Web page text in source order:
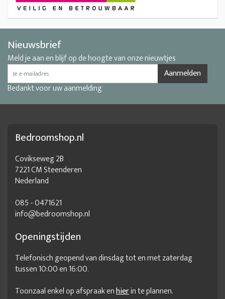
Nieuwsbrief
Meld je aan en blijf op de hoogte van onze nieuwtjes
Aanmelden
Bedankt voor uw aanmelding
Bedroomshop.nl
Covikseweg 2B
7221 CM Steenderen
Nederland
085 - 0471621
info@bedroomshop.nl
Openingstijden
Telefonisch geopend van dinsdag tot en met zaterdag
tussen 10:00 en 16:00.
Toonzaal enkel op afspraak enhierin te plannen.